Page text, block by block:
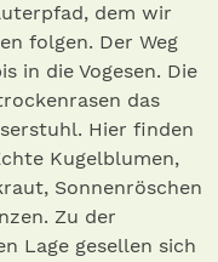
dem wir
folgen. Der Weg
in die Vogesen. Die
das
Hier finden
Kugelblumen,
Sonnenröschen
Zu der
Lage gesellen sich